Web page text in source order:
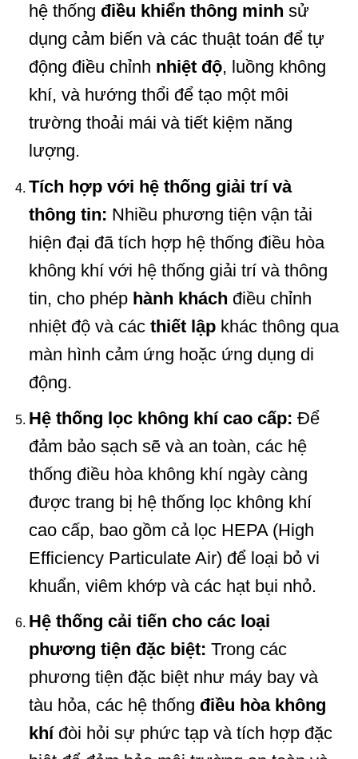
hệ thống điều khiển thông minh sử
dụng cảm biến và các thuật toán để tự
động điều chỉnh nhiệt độ, luồng không
khí, và hướng thổi để tạo một môi
trường thoải mái và tiết kiệm năng
lượng.
Tích hợp với hệ thống giải trí và
thông tin: Nhiều phương tiện vận tải
hiện đại đã tích hợp hệ thống điều hòa
không khí với hệ thống giải trí và thông
tin, cho phép hành khách điều chỉnh
nhiệt độ và các thiết lậpkhác thông qua
màn hình cảm ứng hoặc ứng dụng di
động.
Hệ thống lọc không khí cao cấp: Để
đảm bảo sạch sẽ và an toàn, các hệ
thống điều hòa không khí ngày càng
được trang bị hệ thống lọc không khí
cao cấp, bao gồm cả lọc HEPA (High
Efficiency Particulate Air) để loại bỏ vi
khuẩn, viêm khớp và các hạt bụi nhỏ.
Hệ thống cải tiến cho các loại
phương tiện đặc biệt: Trong các
phương tiện đặc biệt như máy bay và
tàu hỏa, các hệ thống điều hòa không
khíđòi hỏi sự phức tạp và tích hợp đặc